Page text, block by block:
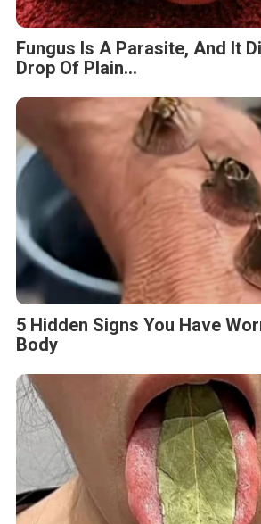
Fungus Is A Parasite, And It
Drop Of Plain...
5 Hidden Signs You Have
Body